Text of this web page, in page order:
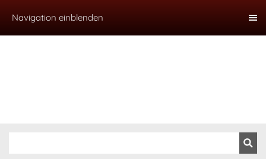
Navigation einblenden